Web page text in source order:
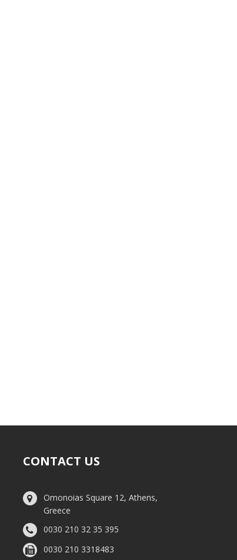
CONTACT US
Omonoias Square 12, Athens,
Greece
0030 210 32 35 395
0030 210 3318483